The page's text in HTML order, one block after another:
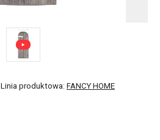
Linia produktowa: FANCY HOME